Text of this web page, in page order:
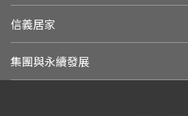
信義居家
集團與永續發展